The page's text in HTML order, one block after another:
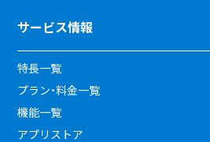
サービス情報
特長一覧
プラン・料金一覧
機能一覧
アプリストア